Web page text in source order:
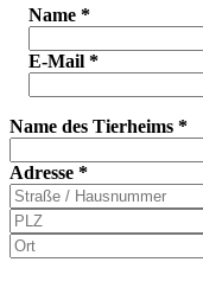
Name *
E-Mail *
Name des Tierheims *
Adresse *